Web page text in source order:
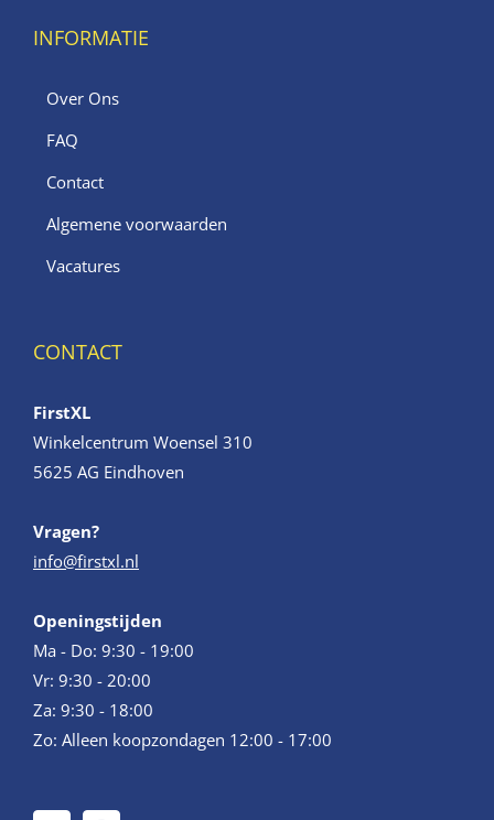
INFORMATIE
Over Ons
FAQ
Contact
Algemene voorwaarden
Vacatures
CONTACT
FirstXL
Winkelcentrum Woensel 310
5625 AG Eindhoven
Vragen?
info@firstxl.nl
Openingstijden
Ma - Do: 9:30 - 19:00
Vr: 9:30 - 20:00
Za: 9:30 - 18:00
Zo: Alleen koopzondagen 12:00 - 17:00